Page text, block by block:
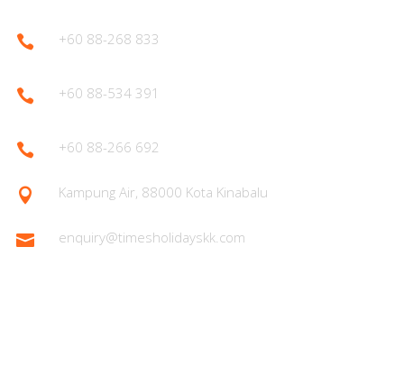
 +60 88-268 833
 +60 88-534 391
 +60 88-266 692
 Kampung Air, 88000 Kota Kinabalu
 enquiry@timesholidayskk.com